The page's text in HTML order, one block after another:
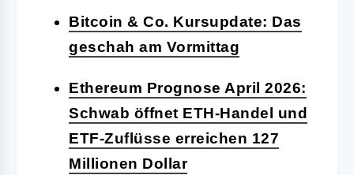
Bitcoin & Co. Kursupdate: Das
geschah am Vormittag
Ethereum Prognose April 2026:
Schwab öffnet ETH-Handel und
ETF-Zuflüsse erreichen 127
Millionen Dollar